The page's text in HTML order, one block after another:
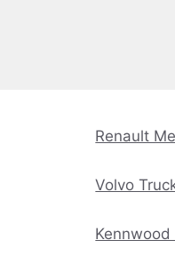
Renault
Volvo
Kennwood